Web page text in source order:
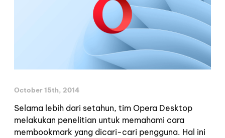
October 15th, 2014
Selama lebih dari setahun, tim Opera Desktop
melakukan penelitian untuk memahami cara
membookmark yang dicari-cari pengguna. Hal ini